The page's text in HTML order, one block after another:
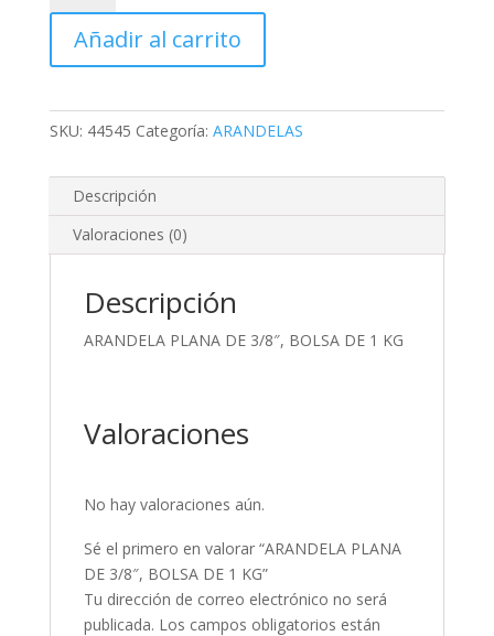
DE
3/8",
BOLSA
1
KG
Añadir al carrito
SKU: 44545 Categoría: ARANDELAS
Descripción
Valoraciones (0)
Descripción
ARANDELA PLANA DE 3/8″, BOLSA DE 1 KG
Valoraciones
No hay valoraciones aún.
Sé el primero en valorar “ARANDELA PLANA
DE 3/8″, BOLSA DE 1 KG”
Tu dirección de correo electrónico no será
publicada. Los campos obligatorios están